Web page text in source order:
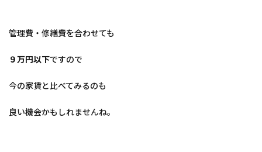
管理費・修繕費を合わせても
９万円以下ですので
今の家賃と比べてみるのも
良い機会かもしれませんね。